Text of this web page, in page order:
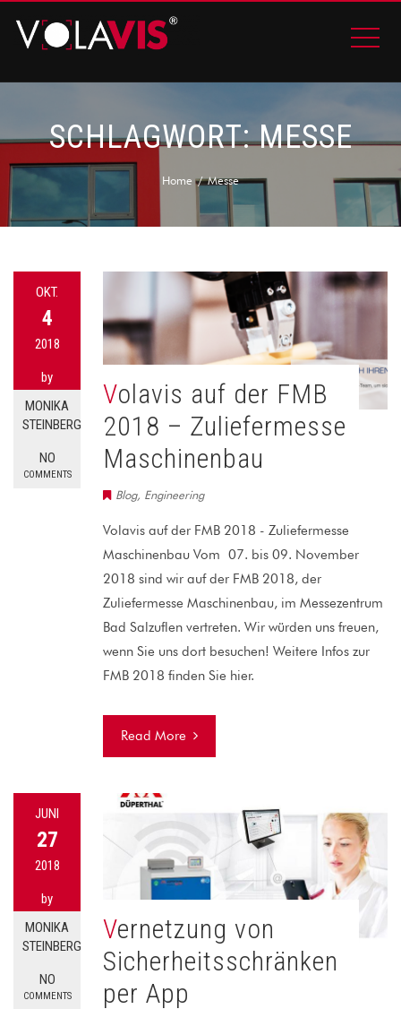
SCHLAGWORT:MESSE
Home Messe
OKT.
4
2018
by
MONIKA
STEINBERG
NO
COMMENTS
Volavis auf der FMB
2018 – Zuliefermesse
Maschinenbau
Blog, Engineering
Volavis auf der FMB 2018 - Zuliefermesse
Maschinenbau Vom 07. bis 09. November
2018 sind wir auf der FMB 2018, der
Zuliefermesse Maschinenbau, im Messezentrum
Bad Salzuflen vertreten. Wir würden uns freuen,
wenn Sie uns dort besuchen! Weitere Infos zur
FMB 2018 finden Sie hier.
Read More
JUNI
27
2018
by
MONIKA
STEINBERG
NO
COMMENTS
Vernetzung von
Sicherheitsschränken
per App